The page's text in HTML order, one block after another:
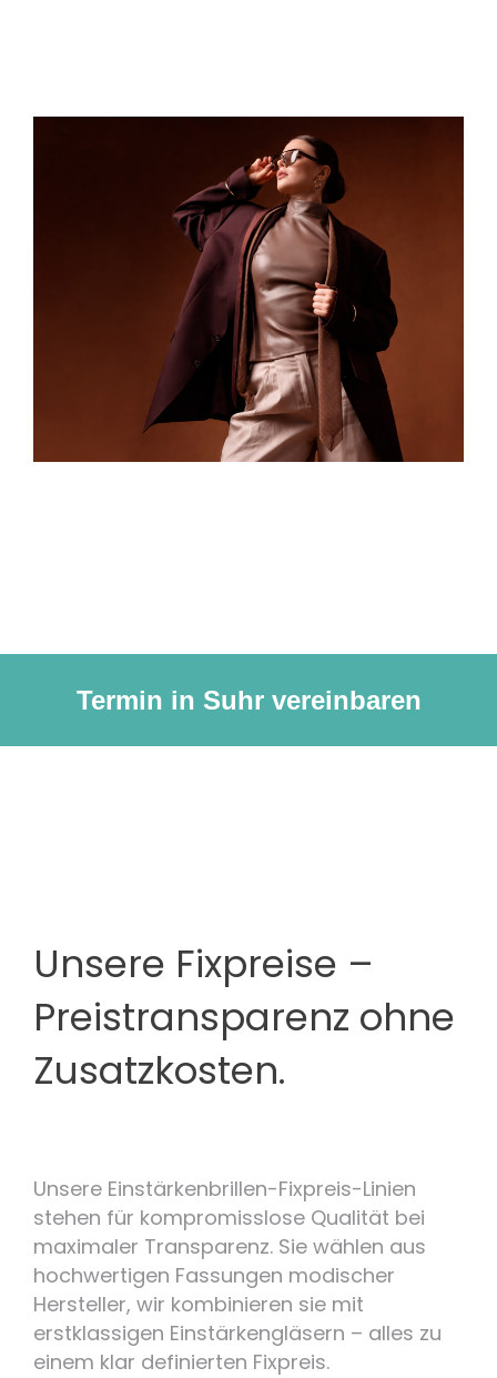
Termin in Suhr vereinbaren
Unsere Fixpreise –
Preistransparenz ohne
Zusatzkosten.
Unsere Einstärkenbrillen-Fixpreis-Linien
stehen für kompromisslose Qualität bei
maximaler Transparenz. Sie wählen aus
hochwertigen Fassungen modischer
Hersteller, wir kombinieren sie mit
erstklassigen Einstärkengläsern – alles zu
einem klar definierten Fixpreis.